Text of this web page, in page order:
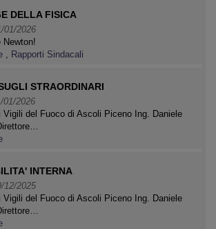
DELLA FISICA
01/2026
Newton!
, Rapporti Sindacali
STRAORDINARI
01/2026
Vigili del Fuoco di Ascoli Piceno Ing. Daniele
INTERNA
12/2025
Vigili del Fuoco di Ascoli Piceno Ing. Daniele